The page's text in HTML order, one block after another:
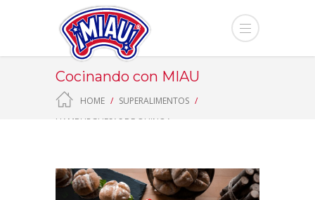
Cocinando con MIAU
HOME
SUPERALIMENTOS
HAMBURGUESAS DE QUINOA